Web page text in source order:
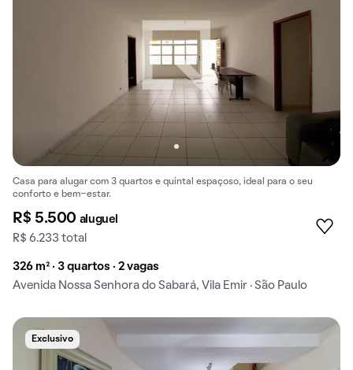
Casa para alugar com 3 quartos e quintal espaçoso, ideal para o seu
conforto e bem-estar.
R$ 5.500 aluguel
R$ 6.233 total
326 m² · 3 quartos · 2 vagas
Avenida Nossa Senhora do Sabará, Vila Emir · São Paulo
Exclusivo